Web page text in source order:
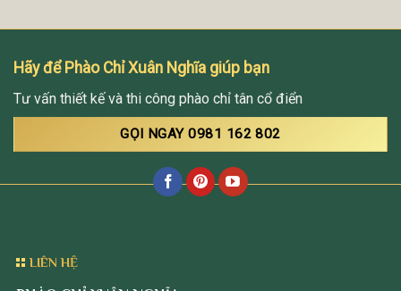
Hãy để Phào Chỉ Xuân Nghĩa giúp bạn
Tư vấn thiết kế và thi công phào chỉ tân cổ điển
GỌI NGAY 0981 162 802
LIÊN HỆ